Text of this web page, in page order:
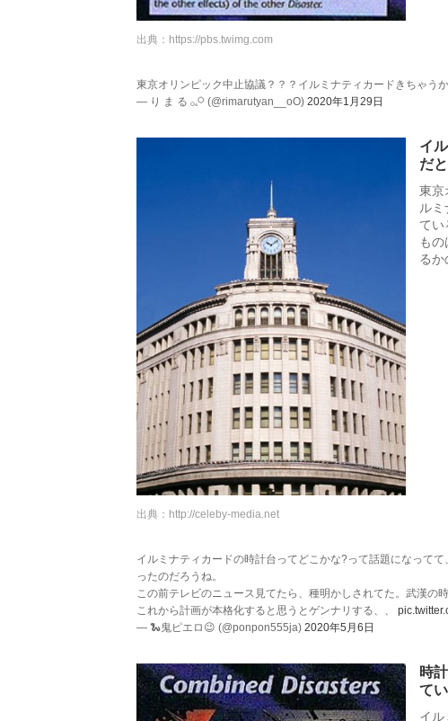
出典： https://pbs.twimg.com
東京オリンピック中止協議？？？イルミナティカードきちゃう
— り ま る ︎︎𓂂𓈒𓋪 (@rimarutyan__oO) 2020年1月29日
イ
だ
東京
ルミ
てい
も
るか
出典： http://celeby-media.net
イルミナティカードの時計台ってどこかな?って話題になって
ったのだろうね。
この前テレビのニュース見てたら、種明かしされてた。武漢の
これから計画が本格化すると思うとゲンナリする、、
— 🐍鬼ピエロ😉 (@ponpon555ja) 2020年5月6日
時
て
イル